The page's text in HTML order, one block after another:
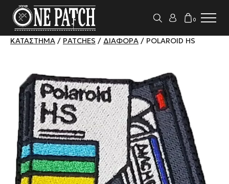
0
ΚΑΤΆΣΤΗΜΑ / PATCHES / ΔΙΆΦΟΡΑ / POLAROID HS